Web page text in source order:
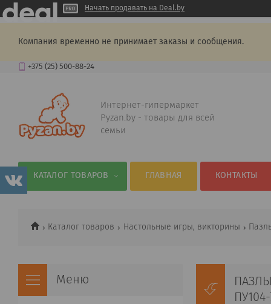
Начать продавать на Deal.by
Компания временно не принимает заказы и сообщения.
+375 (25) 500-88-24
Интернет-гипермаркет
Pyzan.by - товары для всей
семьи
КАТАЛОГ ТОВАРОВ ГЛАВНАЯ КОНТАКТЫ
Каталог товаров Настольные игры, викторины